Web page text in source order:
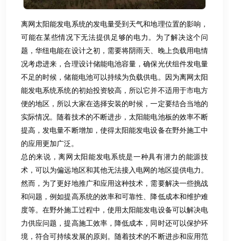
离网太阳能发电系统的发电量受到天气和地理位置的影响，
可能在某些情况下无法提供足够的电力。为了解决这个问
题，华纽电能在设计之初，需要将阴雨天、晚上负载用电情
况考虑进来，合理设计储能电池容量，确保光伏组件发电量
不足的时候，储能电池可以持续为负载供电。因为离网太阳
能发电系统系统的初始投资较高，所以它并不适用于市电方
便的地区，所以大家在选择安装的时候，一定要结合当地的
实际情况。随着技术的不断进步，太阳能电池板的效率不断
提高，发电量不断增加，使得太阳能发电设备在野外施工中
的应用更加广泛。
总的来说，离网太阳能发电系统是一种具有潜力的能源技
术，可以为偏远地区和其他无法接入电网的地区提供电力。
然而，为了更好地推广和应用这种技术，需要解决一些挑战
和问题，例如提高系统的效率和可靠性、降低成本和维护难
度等。在野外施工过程中，使用太阳能发电设备可以解决电
力供应问题，提高施工效率，降低成本，同时还可以保护环
境，符合可持续发展的原则。随着技术的不断进步和应用范